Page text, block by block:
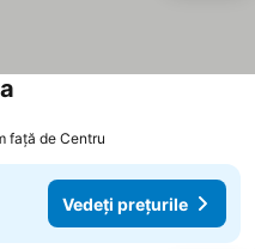
faţă de Centru
Vedeți prețurile